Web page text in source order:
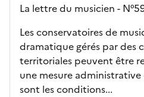
La lettre du musicien -
Les conservatoires de
dramatique gérés par des
territoriales peuvent être
une mesure administrative
sont les conditions...